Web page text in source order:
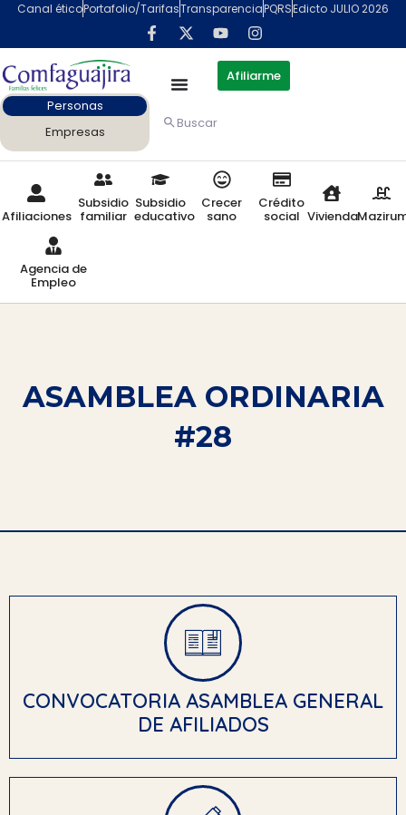
Canal éticoPortafolio/TarifasTransparenciaPQRSEdicto JULIO 2026
Afiliarme
Personas
Empresas
Buscar
Afiliaciones
Subsidio
familiar
Subsidio
educativo
Crecer
sano
Crédito
social Vivienda
Agencia de
Empleo
ASAMBLEA ORDINARIA
#28
CONVOCATORIA ASAMBLEA GENERAL
DE AFILIADOS